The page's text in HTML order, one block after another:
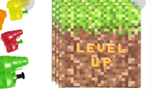
Mini som favoritMarkér servietter Level